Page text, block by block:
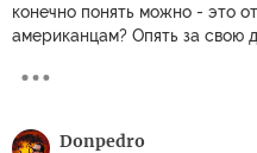
конечно понять можно - это
американцам? Опять за свою
Donpedro